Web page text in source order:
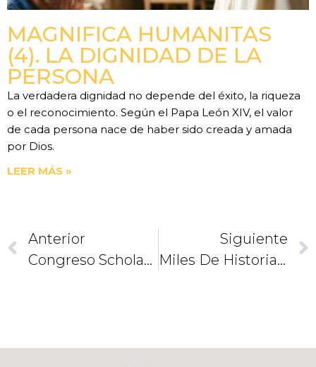
MAGNIFICA HUMANITAS
(4). LA DIGNIDAD DE LA
PERSONA
La verdadera dignidad no depende del éxito, la riqueza
o el reconocimiento. Según el Papa León XIV, el valor
de cada persona nace de haber sido creada y amada
por Dios.
LEER MÁS »
Anterior
Congreso Scholas: Deben Escuelas Aplicar Pedagogía Realista
Siguiente
Miles De Historias Por El Camino A Cristo Rey